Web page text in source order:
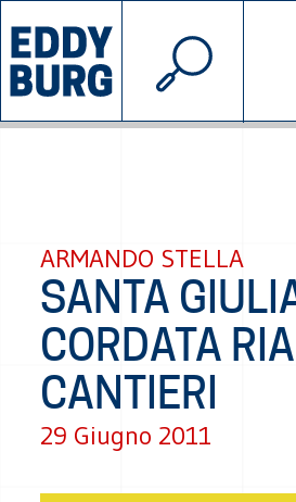
INIZIATIVE
© 2026
ARMANDO STELLA
SANTA
CORDATA
CANTIERI
29 Giugno 2011